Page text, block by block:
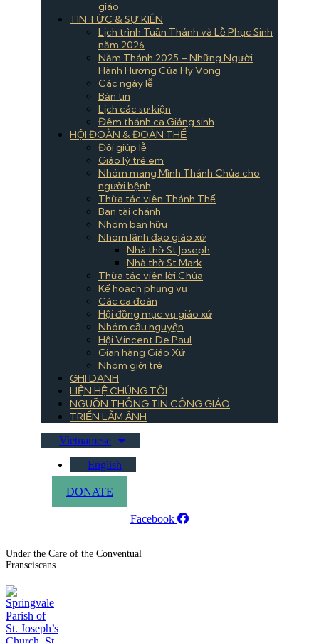
giáo
TIN TỨC & SỰ KIÊN
Lịch trình Tuần Thánh và Lễ Phục Sinh
năm 2026
Năm Thánh 2025 – Những Người
Hành Hương Của Hy Vọng
Các ngày lễ
Bản tin
Lịch các sự kiện
Đêm thánh ca Giáng sinh
HỘI ĐOÀN & ĐOÀN THỂ
Đội giúp lễ
Giáo lý trẻ em
Nhóm mang Mình Thánh Chúa cho
người bệnh
Thừa tác viên Thánh Thể
Ban tài chánh
Nhóm bạn hữu
Nhóm lãnh đạo giáo xứ
Nhà thờ St Joseph
Nhà thờ St Mark
Thừa tác viên lời Chúa
Kế hoạch phụng vụ
Các ca đoàn
Hội đồng mục vụ giáo xứ
Nhóm cầu nguyện
Hội Vincent De Paul
Gian hàng Giáo Xứ
Nhóm giới trẻ
GHI DANH
LIỆN HỆ CHÚNG TÔI
NGUỒN THÔNG TIN CÔNG GIÁO
TRIỂN LÃM ẢNH
Vietnamese
English
DONATE
Facebook
Under the Care of the Conventual
Fransciscans